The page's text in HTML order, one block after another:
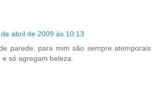
de abril de 2009 às 10:13
parede, para mim são sempre atemporais
só agregam beleza.